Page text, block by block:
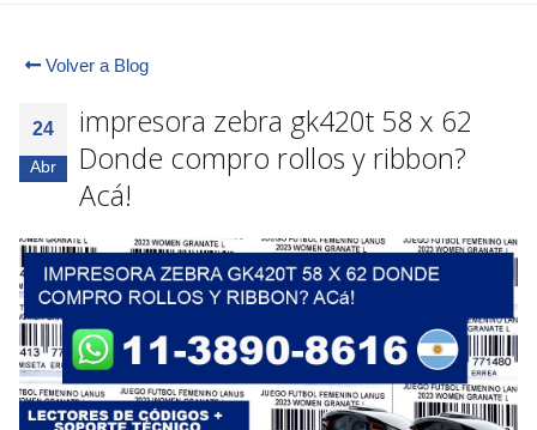
Volver a Blog
24
Abr
impresora zebra gk420t 58 x 62
Donde compro rollos y ribbon?
Acá!